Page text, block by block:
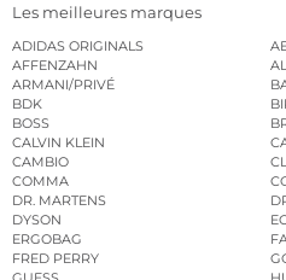
Les meilleures marques
ADIDAS ORIGINALS
AFFENZAHN
ARMANI/PRIVÉ
BDK
BOSS
CALVIN KLEIN
CAMBIO
COMMA
DR. MARTENS
DYSON
ERGOBAG
FRED PERRY